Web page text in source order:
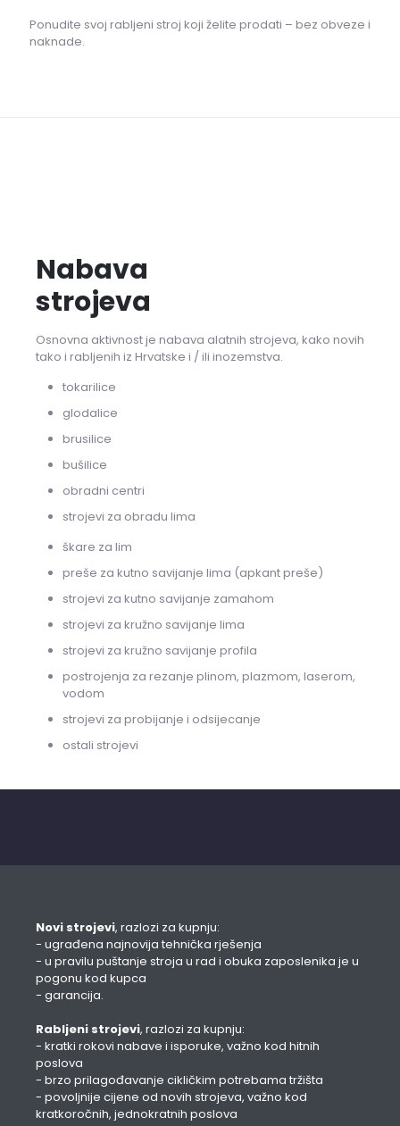
Ponudite svoj rabljeni stroj koji želite prodati – bez obveze i
naknade.
Nabava
strojeva
Osnovna aktivnost je nabava alatnih strojeva, kako novih
tako i rabljenih iz Hrvatske i / ili inozemstva.
tokarilice
glodalice
brusilice
bušilice
obradni centri
strojevi za obradu lima
škare za lim
preše za kutno savijanje lima (apkant preše)
strojevi za kutno savijanje zamahom
strojevi za kružno savijanje lima
strojevi za kružno savijanje profila
postrojenja za rezanje plinom, plazmom, laserom,
vodom
strojevi za probijanje i odsijecanje
ostali strojevi
Novi strojevi, razlozi za kupnju:
- ugrađena najnovija tehnička rješenja
- u pravilu puštanje stroja u rad i obuka zaposlenika je u
pogonu kod kupca
- garancija.
Rabljeni strojevi, razlozi za kupnju:
- kratki rokovi nabave i isporuke, važno kod hitnih
poslova
- brzo prilagođavanje cikličkim potrebama tržišta
- povoljnije cijene od novih strojeva, važno kod
kratkoročnih, jednokratnih poslova